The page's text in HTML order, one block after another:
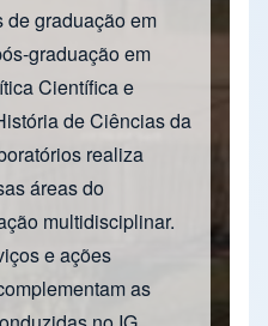
de graduação em
graduação em
Científica e
de Ciências da
realiza
áreas do
multidisciplinar.
e ações
as